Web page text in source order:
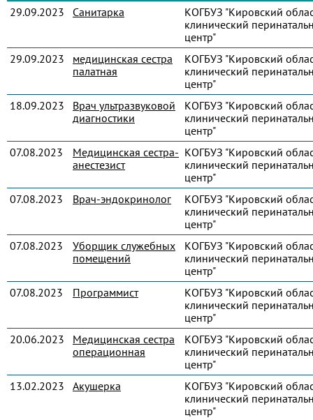
29.09.2023 Санитарка
КОГБУЗ "Кировский
клинический
центр"
29.09.2023
медицинская сестра
палатная
КОГБУЗ "Кировский
клинический
центр"
18.09.2023
Врач ультразвуковой
диагностики
КОГБУЗ "Кировский
клинический
центр"
07.08.2023
Медицинская сестра-
анестезист
КОГБУЗ "Кировский
клинический
центр"
07.08.2023
Врач-эндокринолог
КОГБУЗ "Кировский
клинический
центр"
07.08.2023
Уборщик служебных
помещений
КОГБУЗ "Кировский
клинический
центр"
07.08.2023
Программист
КОГБУЗ "Кировский
клинический
центр"
20.06.2023
Медицинская сестра
операционная
КОГБУЗ "Кировский
клинический
центр"
13.02.2023
Акушерка
КОГБУЗ "Кировский
клинический
центр"